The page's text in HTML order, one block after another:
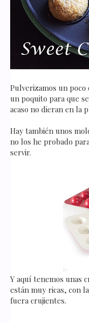
Pulverizamos un poco
un poquito para que
acaso no dieran en la
Hay también unos
no los he probado
servir.
Y aquí tenemos unas
están muy ricas, con
fuera crujientes.